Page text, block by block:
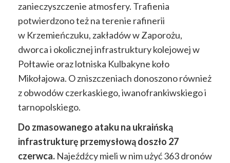
zanieczyszczenie atmosfery. Trafienia
potwierdzono też na terenie rafinerii
w Krzemieńczuku, zakładów w Zaporożu,
dworca i okolicznej infrastruktury kolejowej w
Połtawie oraz lotniska Kulbakyne koło
Mikołajowa. O zniszczeniach donoszono również
z obwodów czerkaskiego, iwanofrankiwskiego i
tarnopolskiego.
Do zmasowanego ataku na ukraińską
infrastrukturę przemysłową doszło 27
czerwca. Najeźdźcy mieli w nim użyć 363 dronów